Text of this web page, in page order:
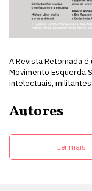
A Revista Retomada
Movimento Esquerda
intelectuais,
Autores
Ler mais